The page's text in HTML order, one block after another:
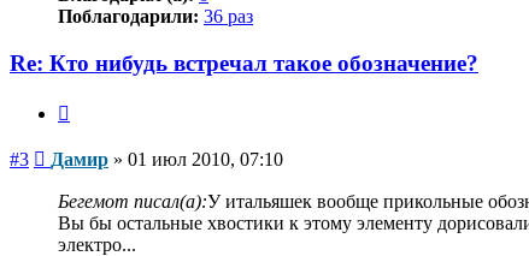
Поблагодарили: 36 раз
Re: Кто нибудь встречал такое обозначение?
#3 Сообщение
Дамир » 01 июл 2010, 07:10
Бегемот писал(а):У итальяшек вообще прикольные
Вы бы остальные хвостики к этому элементу
электро...